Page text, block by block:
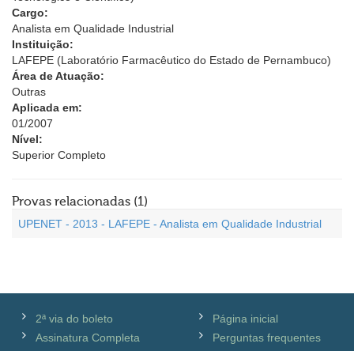
Cargo:
Analista em Qualidade Industrial
Instituição:
LAFEPE (Laboratório Farmacêutico do Estado de Pernambuco)
Área de Atuação:
Outras
Aplicada em:
01/2007
Nível:
Superior Completo
Provas relacionadas (1)
UPENET - 2013 - LAFEPE - Analista em Qualidade Industrial
2ª via do boleto
Assinatura Completa
Página inicial
Perguntas frequentes